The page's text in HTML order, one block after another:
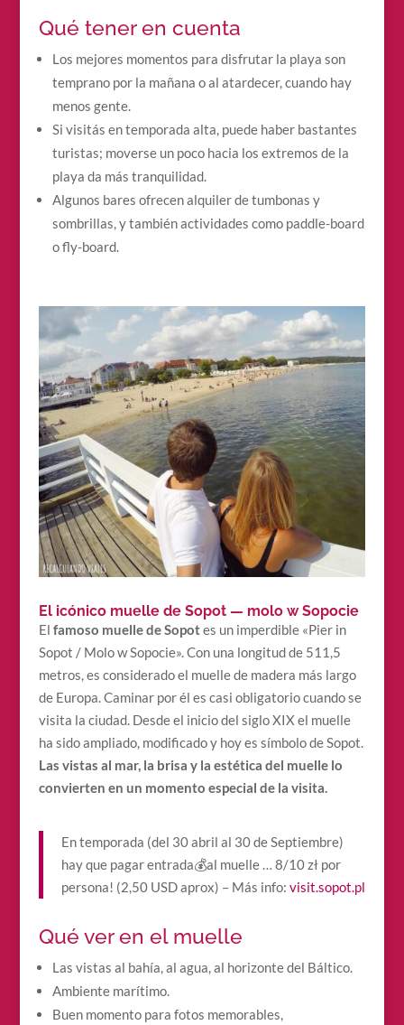
Qué tener en cuenta
Los mejores momentos para disfrutar la playa son
temprano por la mañana o al atardecer, cuando hay
menos gente.
Si visitás en temporada alta, puede haber bastantes
turistas; moverse un poco hacia los extremos de la
playa da más tranquilidad.
Algunos bares ofrecen alquiler de tumbonas y
sombrillas, y también actividades como paddle-board
o fly-board.
El icónico muelle de Sopot — molo w Sopocie
El famoso muelle de Sopotes un imperdible «Pier in
Sopot / Molo w Sopocie». Con una longitud de 511,5
metros, es considerado el muelle de madera más largo
de Europa. Caminar por él es casi obligatorio cuando se
visita la ciudad. Desde el inicio del siglo XIX el muelle
ha sido ampliado, modificado y hoy es símbolo de Sopot.
Las vistas al mar, la brisa y la estética del muelle lo
convierten en un momento especial de la visita.
En temporada (del 30 abril al 30 de Septiembre)
hay que pagar entrada💰al muelle … 8/10 zł por
persona! (2,50 USD aprox) – Más info: visit.sopot.pl
Qué ver en el muelle
Las vistas al bahía, al agua, al horizonte del Báltico.
Ambiente marítimo.
Buen momento para fotos memorables,